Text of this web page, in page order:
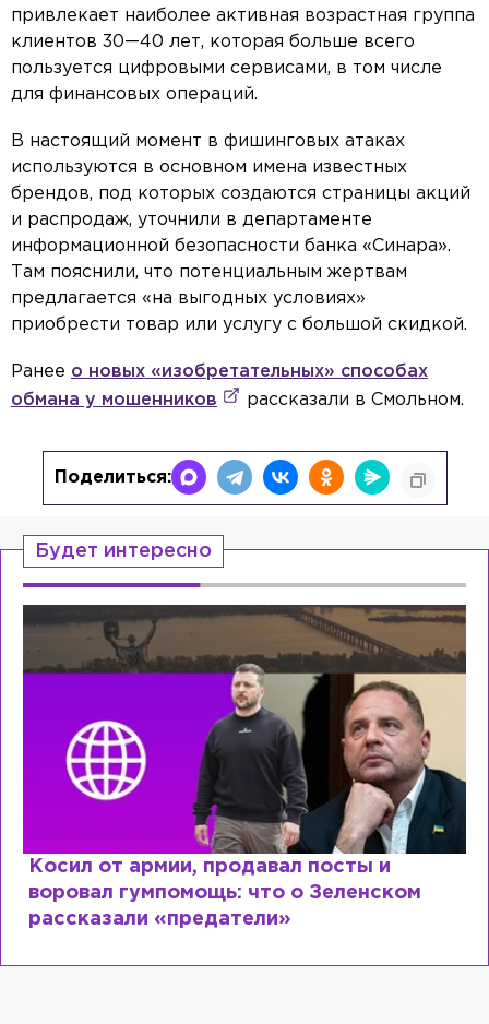
привлекает наиболее активная возрастная группа
клиентов 30—40 лет, которая больше всего
пользуется цифровыми сервисами, в том числе
для финансовых операций.
В настоящий момент в фишинговых атаках
используются в основном имена известных
брендов, под которых создаются страницы акций
и распродаж, уточнили в департаменте
информационной безопасности банка «Синара».
Там пояснили, что потенциальным жертвам
предлагается «на выгодных условиях»
приобрести товар или услугу с большой скидкой.
Ранее о новых «изобретательных» способах
обмана у мошенников
рассказали в Смольном.
Поделиться:
Будет интересно
Рыдает из-за мужа, но опять флиртует с
Лазаревым: как Лера Кудрявцева
сходит с ума